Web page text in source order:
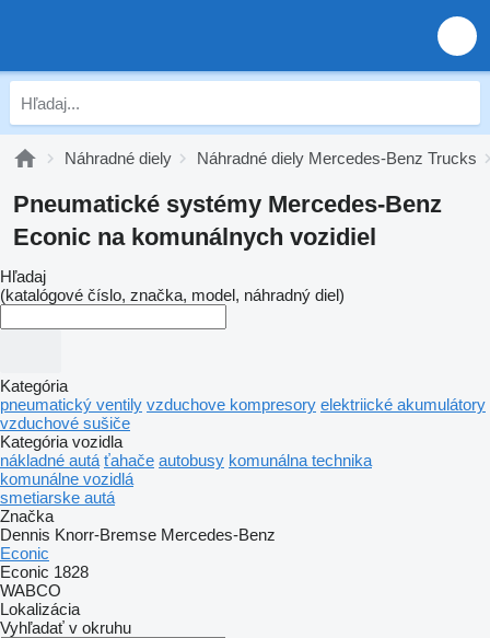
Náhradné diely Náhradné diely Mercedes-Benz Trucks
Pneumatické systémy Mercedes-Benz
Econic na komunálnych vozidiel
Hľadaj
(katalógové číslo, značka, model, náhradný diel)
Kategória
pneumatický ventily vzduchove kompresory elektriické akumulátory
vzduchové sušiče
Kategória vozidla
nákladné autá ťahače autobusy komunálna technika
komunálne vozidlá
smetiarske autá
Značka
Dennis Knorr-Bremse Mercedes-Benz
Econic
Econic 1828
WABCO
Lokalizácia
Vyhľadať v okruhu